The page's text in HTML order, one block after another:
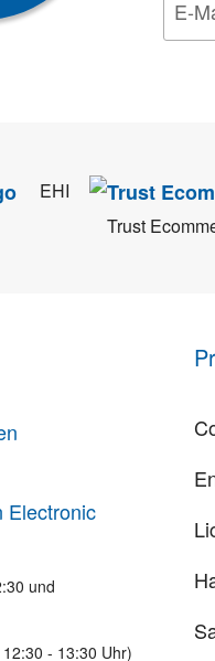
EHI
Trust
Electronic
und
- 13:30 Uhr)